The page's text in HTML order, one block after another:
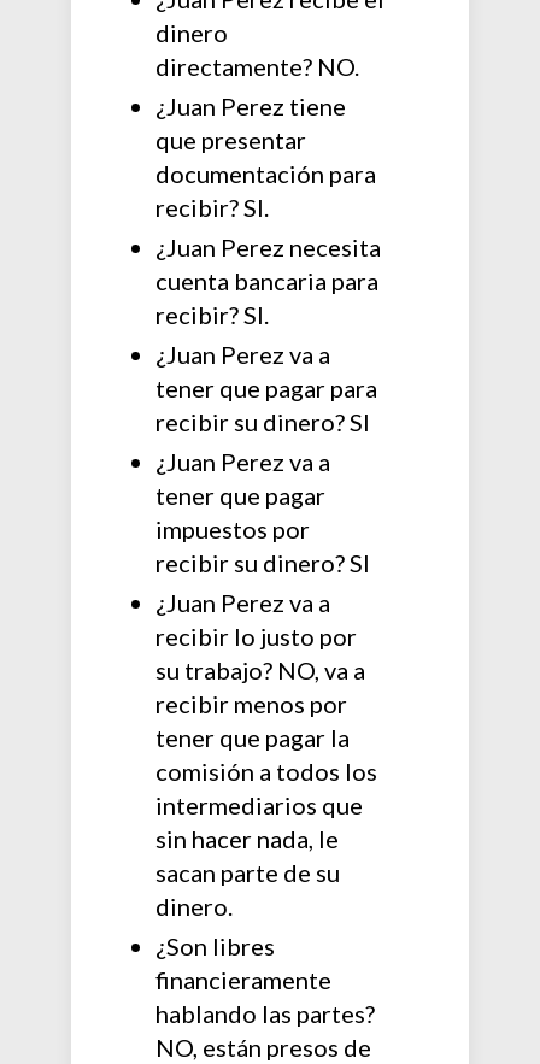
dinero
directamente? NO.
¿Juan Perez tiene
que presentar
documentación para
recibir? SI.
¿Juan Perez necesita
cuenta bancaria para
recibir? SI.
¿Juan Perez va a
tener que pagar para
recibir su dinero? SI
¿Juan Perez va a
tener que pagar
impuestos por
recibir su dinero? SI
¿Juan Perez va a
recibir lo justo por
su trabajo? NO, va a
recibir menos por
tener que pagar la
comisión a todos los
intermediarios que
sin hacer nada, le
sacan parte de su
dinero.
¿Son libres
financieramente
hablando las partes?
NO, están presos de